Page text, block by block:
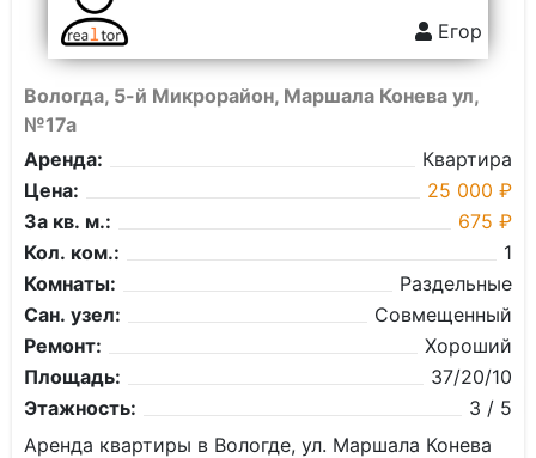
Егор
Вологда, 5-й Микрорайон, Маршала Конева ул,
№17а
Аренда:
Квартира
Цена:
25 000 ₽
За кв. м.:
675 ₽
Кол. ком.:
1
Комнаты:
Раздельные
Сан. узел:
Совмещенный
Ремонт:
Хороший
Площадь:
37/20/10
Этажность:
3 / 5
Аренда квартиры в Вологде, ул. Маршала Конева